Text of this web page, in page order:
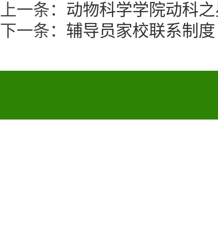
上一条： 动物科学学院动科
下一条： 辅导员家校联系制度